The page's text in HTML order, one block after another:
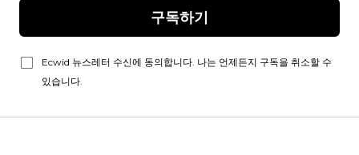
구독하기
Ecwid 뉴스레터 수신에 동의합니다. 나는 언제든지 구독을 취소할 수
있습니다.